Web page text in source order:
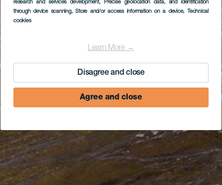
research and services development, Precise geolocation data, and identification
through device scanning, Store and/or access information on a device, Technical
cookies
Learn More →
Disagree and close
Agree and close